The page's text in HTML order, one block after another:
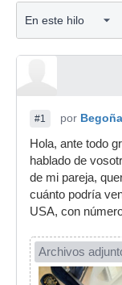
#1 por Begoña
Hola, ante todo
hablado de
de mi pareja,
cuánto podría
USA, con
Archivos